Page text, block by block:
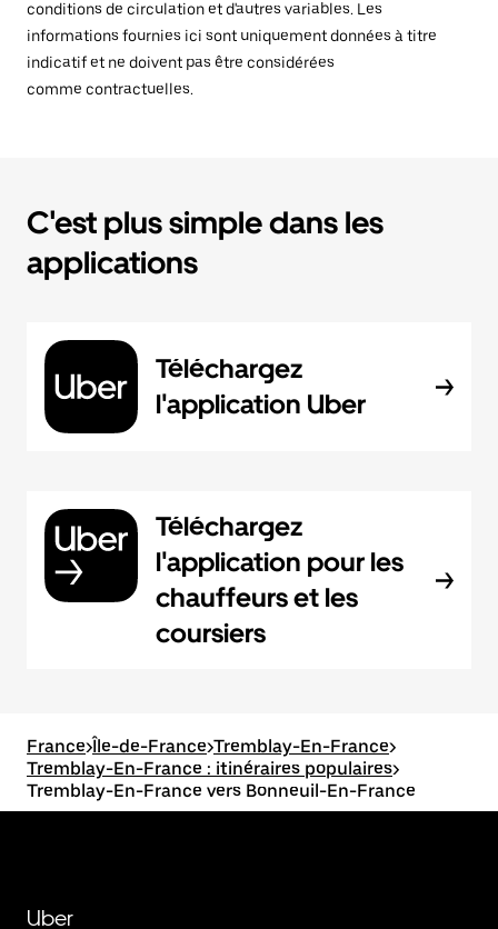
conditions de circulation et d'autres variables. Les
informations fournies ici sont uniquement données à titre
indicatif et ne doivent pas être considérées
comme contractuelles.
C'est plus simple dans les
applications
Téléchargez
l'application Uber
Téléchargez
l'application pour les
chauffeurs et les
coursiers
France>Île-de-France>Tremblay-En-France>
Tremblay-En-France : itinéraires populaires>
Tremblay-En-France vers Bonneuil-En-France
Uber